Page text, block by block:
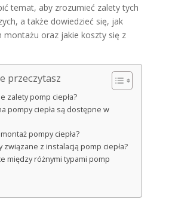
temat, aby zrozumieć zalety tych
a także dowiedzieć się, jak
montażu oraz jakie koszty się z
przeczytasz
zalety pomp ciepła?
pompy ciepła są dostępne w
pompy ciepła?
związane z instalacją pomp ciepła?
między różnymi typami pomp